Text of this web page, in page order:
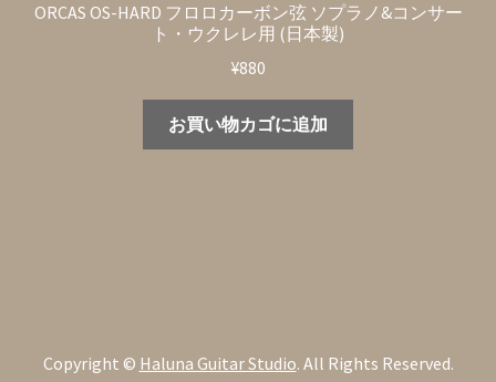
ORCAS OS-HARD フロロカーボン弦 ソプラノ&コンサー
ト・ウクレレ用 (日本製)
¥880
お買い物カゴに追加
Copyright © Haluna Guitar Studio. All Rights Reserved.